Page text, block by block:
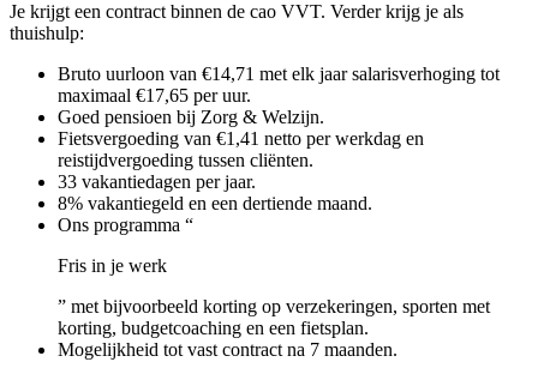
Je krijgt een contract binnen de cao VVT. Verder krijg je als
thuishulp:
Bruto uurloon van €14,71 met elk jaar salarisverhoging tot
maximaal €17,65 per uur.
Goed pensioen bij Zorg & Welzijn.
Fietsvergoeding van €1,41 netto per werkdag en
reistijdvergoeding tussen cliënten.
33 vakantiedagen per jaar.
8% vakantiegeld en een dertiende maand.
Ons programma “
Fris in je werk
” met bijvoorbeeld korting op verzekeringen, sporten met
korting, budgetcoaching en een fietsplan.
Mogelijkheid tot vast contract na 7 maanden.